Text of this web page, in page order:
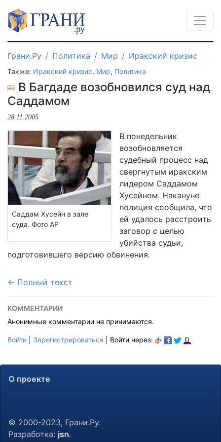
Грани.Ру Политика Мир Иракский кризис
Также: Иракский кризис, Мир, Политика
В Багдаде возобновился суд над
Саддамом
28.11.2005
Саддам Хусейн в зале
суда. Фото АР
В понедельник
возобновляется
судебный процесс над
свергнутым иракским
лидером Саддамом
Хусейном. Накануне
полиция сообщила, что
ей удалось расстроить
заговор с целью
убийства судьи,
подготовившего версию обвинения.
← Полный текст
КОММЕНТАРИИ
Анонимные комментарии не принимаются.
Войти Зарегистрироваться | Войти через:
О проекте
© 2000-2023, Грани.Ру.
Разработка: jsn.